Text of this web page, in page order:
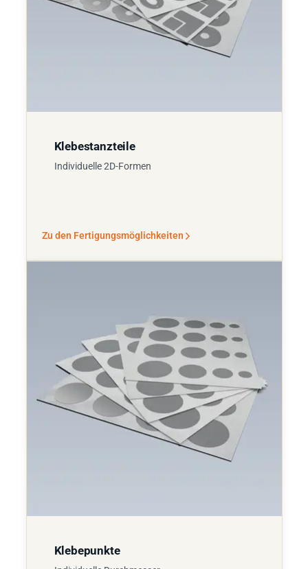
Klebestanzteile
Individuelle 2D-Formen
Zu den Fertigungsmöglichkeiten
Klebepunkte